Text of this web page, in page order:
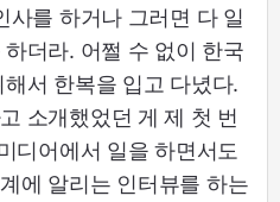
사를 하거나 그러면 다 일
더라. 어쩔 수 없이 한국
서 한복을 입고 다녔다.
소개했었던 게 제 첫 번
디어에서 일을 하면서도
에 알리는 인터뷰를 하는